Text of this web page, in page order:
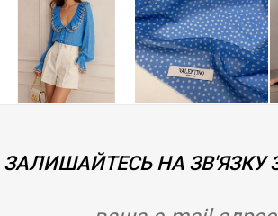
ЗАЛИШАЙТЕСЬ НА ЗВ'ЯЗКУ З